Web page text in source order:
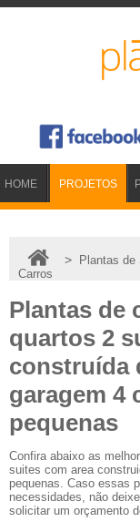
HOME PROJETOS
> Plantas de
Carros
Plantas de
quartos 2
construída
garagem 4
pequenas
Confira abaixo as
suites com area
pequenas. Caso essas
necessidades, não
solicitar um orçamento